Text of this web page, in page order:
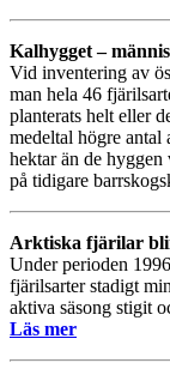
Kalhygget –
Vid inventering av
man hela 46
planterats helt eller
medeltal högre
hektar än de hyggen
på tidigare
Arktiska fjärilar
Under perioden
fjärilsarter stadigt
aktiva säsong stigit
Läs mer